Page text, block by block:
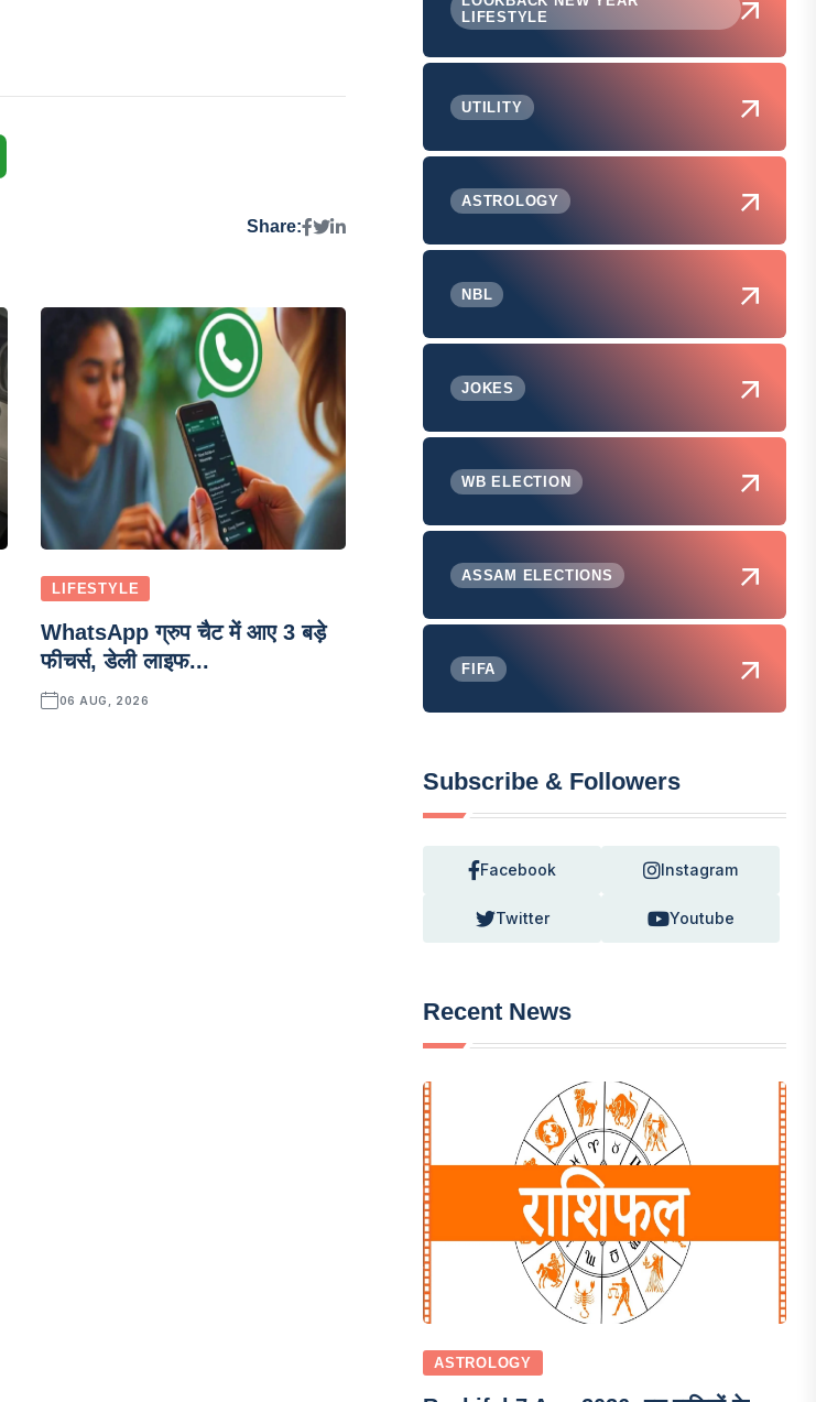
Share:
LIFESTYLE
WhatsApp ग्रुप चैट में आए 3 बड़े
फीचर्स, डेली लाइफ...
06 AUG, 2026
LIFESTYLE
UTILITY
ASTROLOGY
NBL
JOKES
WB ELECTION
ASSAM ELECTIONS
FIFA
Subscribe & Followers
Facebook Instagram
Twitter Youtube
Recent News
ASTROLOGY